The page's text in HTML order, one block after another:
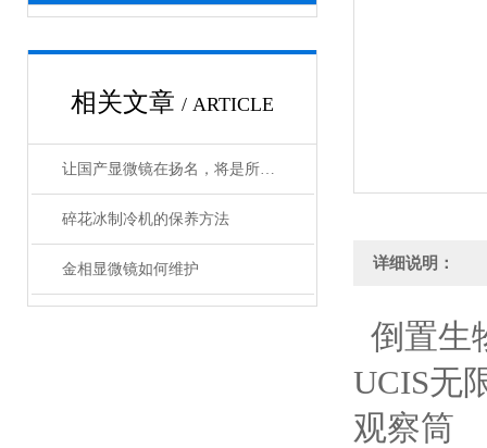
相关文章 / ARTICLE
让国产显微镜在扬名，将是所有显微镜企业奋斗的目标
碎花冰制冷机的保养方法
金相显微镜如何维护 详细说明：
倒置生
UCIS无
观察筒